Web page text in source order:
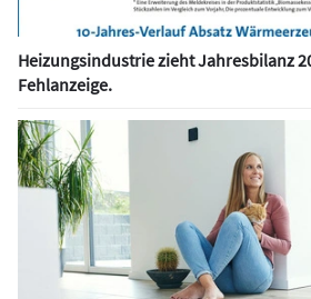
Heizungsindustrie zieht Jahresbilanz
Fehlanzeige.